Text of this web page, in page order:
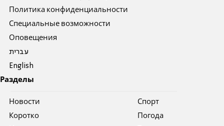
Политика конфиденциальности
Специальные возможности
Оповещения
עברית
English
Разделы
Новости
Коротко
Спорт
Погода